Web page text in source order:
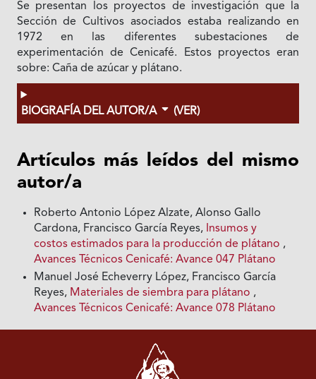
Se presentan los proyectos de investigación que la
Sección de Cultivos asociados estaba realizando en
1972 en las diferentes subestaciones de
experimentación de Cenicafé. Estos proyectos eran
sobre: Caña de azúcar y plátano.
BIOGRAFÍA DEL AUTOR/A (VER)
Artículos más leídos del mismo
autor/a
Roberto Antonio López Alzate, Alonso Gallo
Cardona, Francisco García Reyes, Insumos y
costos estimados para la producción de plátano ,
Avances Técnicos Cenicafé: Avance 047 Plátano
Manuel José Echeverry López, Francisco García
Reyes, Materiales de siembra para plátano ,
Avances Técnicos Cenicafé: Avance 078 Plátano